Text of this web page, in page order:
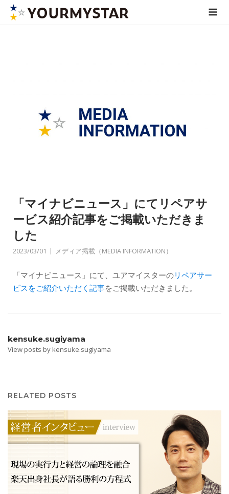
Skip
「マイナビニュース」にてリペアサ
ービス紹介記事をご掲載いただきま
した
2023/03/01 メディア掲載（MEDIA INFORMATION）
「マイナビニュース」にて、ユアマイスターのリペアサー
ビスをご紹介いただく記事をご掲載いただきました。
kensuke.sugiyama
View posts by kensuke.sugiyama
RELATED POSTS